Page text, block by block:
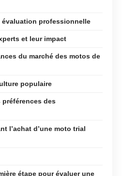
évaluation professionnelle
et leur impact
du marché des motos de
populaire
préférences des
l’achat d’une moto trial
étape pour évaluer une